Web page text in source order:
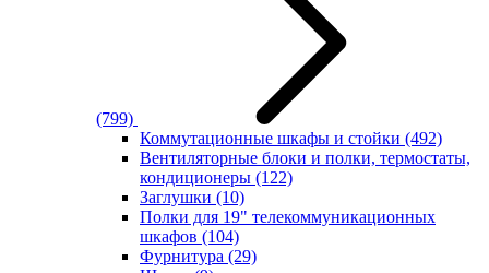
(799)
Коммутационные шкафы и стойки (492)
Вентиляторные блоки и полки, термостаты,
кондиционеры (122)
Заглушки (10)
Полки для 19" телекоммуникационных
шкафов (104)
Фурнитура (29)